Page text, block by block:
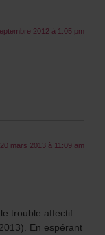
2012 à 1:05 pm
20 mars 2013 à 11:09 am
trouble affectif
En espérant